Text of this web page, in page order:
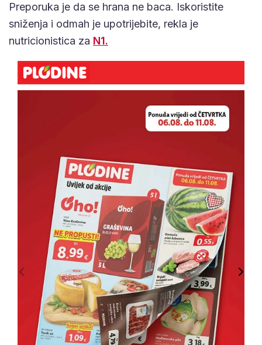
Preporuka je da se hrana ne baca. Iskoristite
sniženja i odmah je upotrijebite, rekla je
nutricionistica za N1.